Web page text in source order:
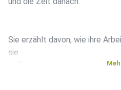
Sie erzählt davon, wie ihre
sie
auffingen, obwohl sie neu in